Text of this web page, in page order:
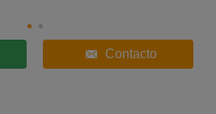
Contacto